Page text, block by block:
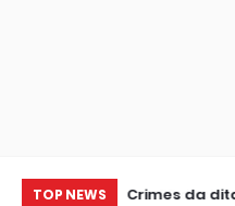
TOP NEWS
Crimes da